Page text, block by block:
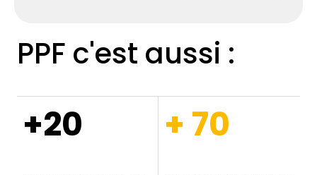
PPF c'est aussi :
+20 + 70